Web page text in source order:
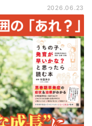
2026.06.23